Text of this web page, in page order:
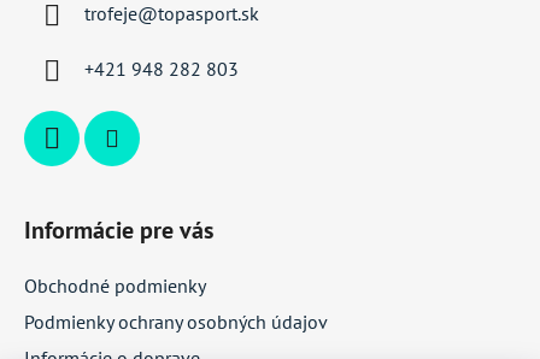
trofeje@topasport.sk
+421 948 282 803
Informácie pre vás
Obchodné podmienky
Podmienky ochrany osobných údajov